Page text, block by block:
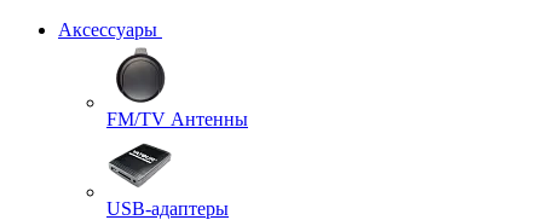
Аксессуары
FM/TV Антенны
USB-адаптеры